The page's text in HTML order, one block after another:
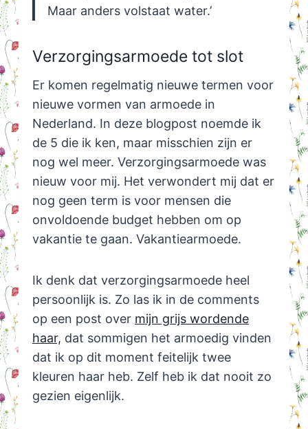
Maar anders volstaat water.’
Verzorgingsarmoede tot slot
Er komen regelmatig nieuwe termen voor
nieuwe vormen van armoede in
Nederland. In deze blogpost noemde ik
de 5 die ik ken, maar misschien zijn er
nog wel meer. Verzorgingsarmoede was
nieuw voor mij. Het verwondert mij dat er
nog geen term is voor mensen die
onvoldoende budget hebben om op
vakantie te gaan. Vakantiearmoede.
Ik denk dat verzorgingsarmoede heel
persoonlijk is. Zo las ik in de comments
op een post over mijn grijs wordende
haar, dat sommigen het armoedig vinden
dat ik op dit moment feitelijk twee
kleuren haar heb. Zelf heb ik dat nooit zo
gezien eigenlijk.